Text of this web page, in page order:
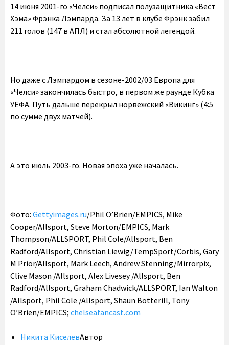
14 июня 2001-го «Челси» подписал полузащитника «Вест
Хэма» Фрэнка Лэмпарда. За 13 лет в клубе Фрэнк забил
211 голов (147 в АПЛ) и стал абсолютной легендой.
Но даже с Лэмпардом в сезоне-2002/03 Европа для
«Челси» закончилась быстро, в первом же раунде Кубка
УЕФА. Путь дальше перекрыл норвежский «Викинг» (4:5
по сумме двух матчей).
А это июль 2003-го. Новая эпоха уже началась.
Фото: Gettyimages.ru/Phil O’Brien/EMPICS, Mike
Cooper/Allsport, Steve Morton/EMPICS, Mark
Thompson/ALLSPORT, Phil Cole/Allsport, Ben
Radford/Allsport, Christian Liewig/TempSport/Corbis, Gary
M Prior/Allsport, Mark Leech, Andrew Stenning/Mirrorpix,
Clive Mason /Allsport, Alex Livesey /Allsport, Ben
Radford/Allsport, Graham Chadwick/ALLSPORT, Ian Walton
/Allsport, Phil Cole /Allsport, Shaun Botterill, Tony
O’Brien/EMPICS; chelseafancast.com
Никита КиселевАвтор